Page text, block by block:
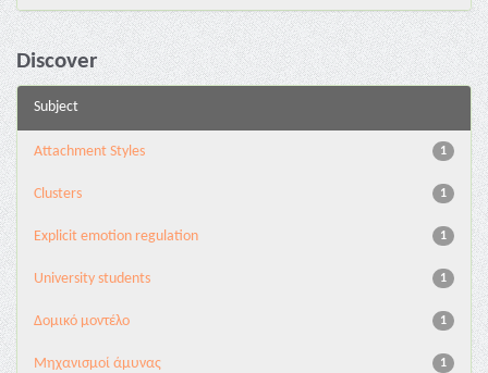
Discover
Subject
1
Attachment Styles
1
Clusters
1
Explicit emotion regulation
1
University students
1
Δομικό μοντέλο
1
Μηχανισμοί άμυνας